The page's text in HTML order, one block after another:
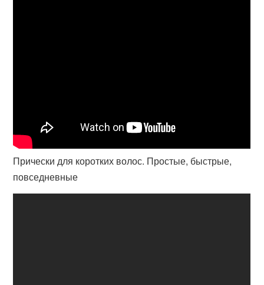
Прически для коротких волос. Простые, быстрые,
повседневные